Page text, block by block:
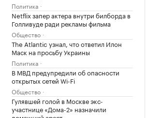
Политика
Netflix запер актера внутри билборда в
Голливуде ради рекламы фильма
Общество
The Atlantic узнал, что ответил Илон
Маск на просьбу Украины
Политика
В МВД предупредили об опасности
открытых сетей Wi-Fi
Общество
Гулявшей голой в Москве экс-
участнице «Дома-2» назначили